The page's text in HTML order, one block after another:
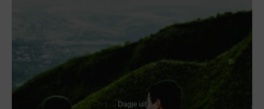
Dagje uit